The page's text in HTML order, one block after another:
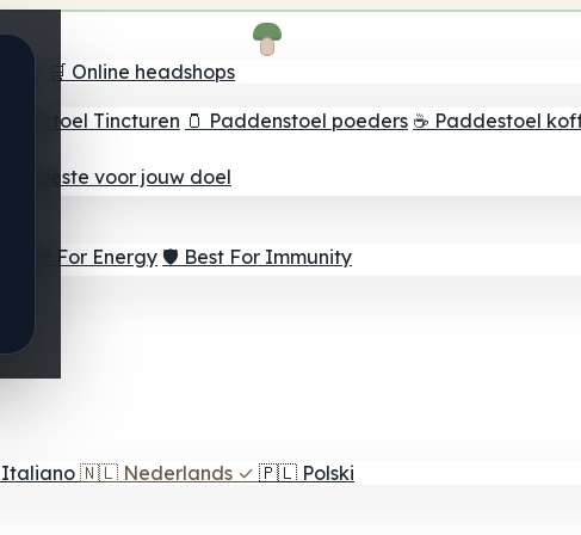
🛒 Online headshops
Tincturen 🫙 Paddenstoel poeders ☕ Paddestoel
beste voor jouw doel
⚡ Best For Energy 🛡️ Best For Immunity
Italiano 🇳🇱 Nederlands ✓ 🇵🇱 Polski